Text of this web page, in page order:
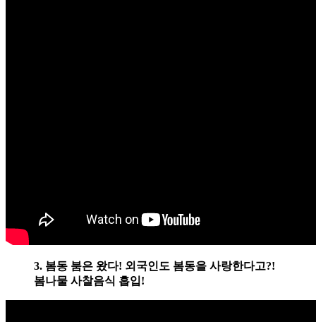
3. 봄동 붐은 왔다! 외국인도 봄동을 사랑한다고?!
봄나물 사찰음식 흡입!